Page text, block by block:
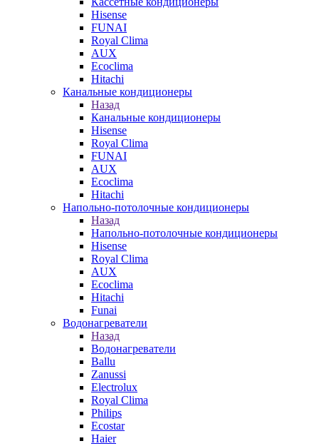
Hisense
FUNAI
Royal Clima
AUX
Ecoclima
Hitachi
Канальные кондиционеры
Назад
Канальные кондиционеры
Hisense
Royal Clima
FUNAI
AUX
Ecoclima
Hitachi
Напольно-потолочные кондиционеры
Назад
Напольно-потолочные кондиционеры
Hisense
Royal Clima
AUX
Ecoclima
Hitachi
Funai
Водонагреватели
Назад
Водонагреватели
Ballu
Zanussi
Electrolux
Royal Clima
Philips
Ecostar
Haier